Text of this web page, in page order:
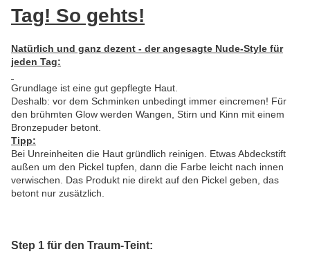
Tag! So gehts!
Natürlich und ganz dezent - der angesagte Nude-Style für
jeden Tag:
Grundlage ist eine gut gepflegte Haut.
Deshalb: vor dem Schminken unbedingt immer eincremen! Für
den brühmten Glow werden Wangen, Stirn und Kinn mit einem
Bronzepuder betont.
Tipp:
Bei Unreinheiten die Haut gründlich reinigen. Etwas Abdeckstift
außen um den Pickel tupfen, dann die Farbe leicht nach innen
verwischen. Das Produkt nie direkt auf den Pickel geben, das
betont nur zusätzlich.
Step 1 für den Traum-Teint: